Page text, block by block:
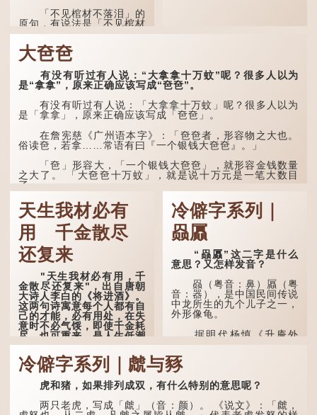
「不见棺材不落泪」的
原句，有说法是「不见棺材
不下泪」或「不见亲棺不下
泪」，出自明朝兰陵笑笑生
所著的《金瓶梅词话》第九
十八回。原意是指人未亲眼
见到亲人棺木，便不会真正
感到悲伤；后来引申为比喻
人执迷不悟，不到彻底失
败，便不肯罢休。
许多人对这上半句耳熟
能详，但它其实还有下半句
——「不到黄河心不死」...
大夿夿
有没有听过有人说：“大拿拿十万蚊”呢？很多人以为
是“拿拿”，原来正确应该写成“夿夿”。
有没有听过有人说：「大拿拿十万蚊」呢？很多人以为
是「拿拿」，原来正确应该写成「夿夿」。
在詹宪慈《广州语本字》：「夿夿者，形容物之大也。
俗读夿，若拿……常语有曰『一个银钱大夿夿』。」
「夿」形​​容大，「一个银钱大夿夿」，就形容金钱数量
之大了。 「大夿夿十万蚊」，就是说十万元是一笔大数目
了。...
天生我材必有
用 千金散尽
还复来
"天生我材必有用，千
金散尽还复来"，出自唐朝
大诗人李白的《将进酒》。
这两句诗寓意每个人都有自
己的才能，必有用处，在失
意时不必气馁，即使千金耗
尽，也可重来，是人生低潮
时激励向上的名句。
原诗写道："人生得意
须尽欢，莫使金樽空对月。
天生我材必有用，千金散尽
会须一饮三百杯。" 意思是
冷僻字系列｜
赑屭
“赑屭”这二字是什么
意思？又怎样发音？
赑（粤音：鼻）屭（粤
音：器），是中国民间传说
中龙所生的九个儿子之一，
外形像龟。
据明代杨慎《升庵外
排列为：赑屭、螭吻、蒲
牢、狴犴、饕餮、蚣蝮、睚
眦、狻猊、椒图（此为其中
一种说法）。
龙九子外形与能力各有
冷僻字系列｜虤与豩
虎和猪，如果排列成双，有什么特别的意思呢？
两只老虎，写成「虤」（音：颜）。 《说文》：「虤，